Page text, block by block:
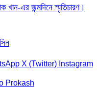
এর জন্মদিনে স্মৃতিচারণ।
X (Twitter) Instagram